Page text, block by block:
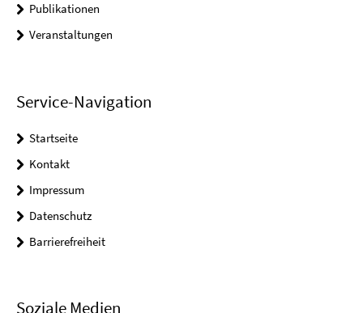
Publikationen
Veranstaltungen
Service-Navigation
Startseite
Kontakt
Impressum
Datenschutz
Barrierefreiheit
Soziale Medien